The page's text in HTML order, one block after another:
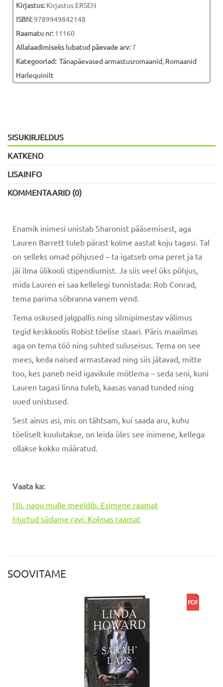
Kirjastus:Kirjastus ERSEN
ISBN:9789949842148
Raamatu nr:11160
Allalaadimiseks lubatud päevade arv:7
Kategooriad: Tänapäevased armastusromaanid, Romaanid
Harlequinilt
SISUKIRJELDUS
KATKEND
LISAINFO
KOMMENTAARID (0)
Enamik inimesi unistab Sharonist pääsemisest, aga
Lauren Barrett tuleb pärast kolme aastat koju tagasi. Tal
on selleks omad põhjused – ta igatseb oma peret ja ta
jäi ilma ülikooli stipendiumist. Ja siis veel üks põhjus,
mida Lauren ei saa kellelegi tunnistada: Rob Conrad,
tema parima sõbranna vanem vend.
Tema oskused jalgpallis ning silmipimestav välimus
tegid keskkoolis Robist tõelise staari. Päris maailmas
aga on tema töö ning suhted suluseisus. Tema on see
mees, keda naised armastavad ning siis jätavad, mitte
too, kes paneb neid igavikule mõtlema – seda seni, kuni
Lauren tagasi linna tuleb, kaasas vanad tunded ning
uued unistused.
Sest ainus asi, mis on tähtsam, kui saada aru, kuhu
tõeliselt kuulutakse, on leida üles see inimene, kellega
ollakse kokku määratud.
Vaata ka:
Nii, nagu mulle meeldib. Esimene raamat
Murtud südame ravi. Kolmas raamat
SOOVITAME